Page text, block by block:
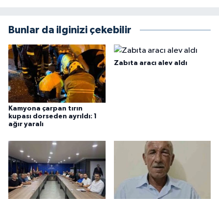
Bunlar da ilginizi çekebilir
Kamyona çarpan tırın
kupası dorseden ayrıldı: 1
ağır yaralı
Zabıta aracı alev aldı